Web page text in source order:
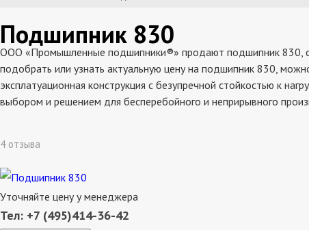
Подшипник 830
ООО «Промышленные подшипники®» продают подшипник 830,
подобрать или узнать актуальную цену на подшипник 830,
эксплатуационная конструкция с безупречной стойкостью к
выбором и решением для бесперебойного и неприрывного
4 отзыва
Уточняйте цену у менеджера
Тел: +7 (495)414-36-42